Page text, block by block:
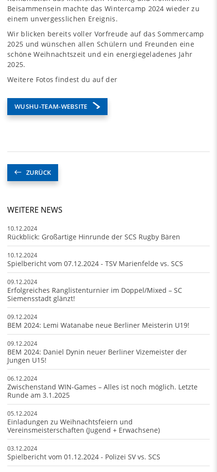
Beisammensein machte das Wintercamp 2024 wieder zu
einem unvergesslichen Ereignis.
Wir blicken bereits voller Vorfreude auf das Sommercamp
2025 und wünschen allen Schülern und Freunden eine
schöne Weihnachtszeit und ein energiegeladenes Jahr
2025.
Weitere Fotos findest du auf der
WUSHU-TEAM-WEBSITE
ZURÜCK
WEITERE NEWS
10.12.2024
Rückblick: Großartige Hinrunde der SCS Rugby Bären
10.12.2024
Spielbericht vom 07.12.2024 - TSV Marienfelde vs. SCS
09.12.2024
Erfolgreiches Ranglistenturnier im Doppel/Mixed – SC
Siemensstadt glänzt!
09.12.2024
BEM 2024: Lemi Watanabe neue Berliner Meisterin U19!
09.12.2024
BEM 2024: Daniel Dynin neuer Berliner Vizemeister der
Jungen U15!
06.12.2024
Zwischenstand WIN-Games – Alles ist noch möglich. Letzte
Runde am 3.1.2025
05.12.2024
Einladungen zu Weihnachtsfeiern und
Vereinsmeisterschaften (Jugend + Erwachsene)
03.12.2024
Spielbericht vom 01.12.2024 - Polizei SV vs. SCS